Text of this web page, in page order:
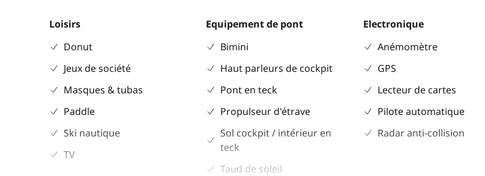
Loisirs
Donut
Jeux de société
Masques & tubas
Paddle
Ski nautique
TV
Equipement de pont
Bimini
Haut parleurs de cockpit
Pont en teck
Propulseur d'étrave
Sol cockpit / intérieur en
teck
Taud de soleil
Electronique
Anémomètre
GPS
Lecteur de cartes
Pilote automatique
Radar anti-collision